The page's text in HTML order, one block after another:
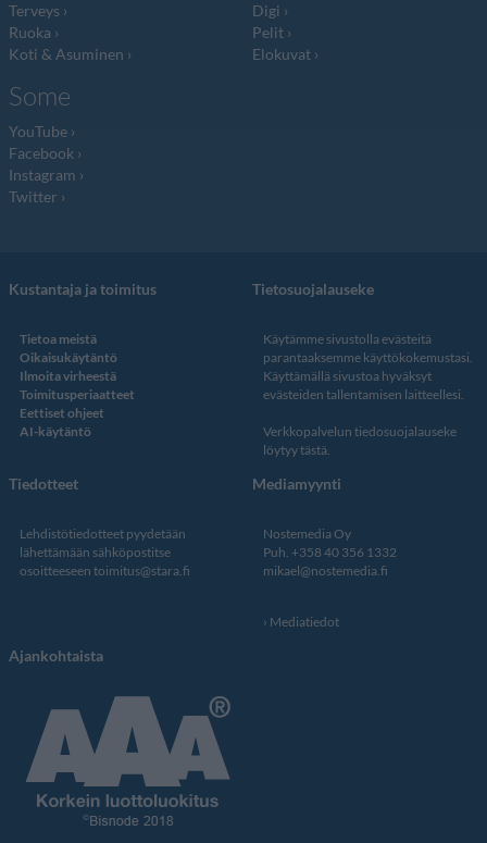
Terveys
Ruoka
Koti & Asuminen
Digi
Pelit
Elokuvat
Some
YouTube
Facebook
Instagram
Twitter
Kustantaja ja toimitus
Tietoa meistä
Oikaisukäytäntö
Ilmoita virheestä
Toimitusperiaatteet
Eettiset ohjeet
AI-käytäntö
Tietosuojalauseke
Käytämme sivustolla evästeitä
parantaaksemme käyttökokemustasi.
Käyttämällä sivustoa hyväksyt
evästeiden tallentamisen laitteellesi.
Verkkopalvelun tiedosuojalauseke
löytyy tästä.
Tiedotteet
Lehdistötiedotteet pyydetään
lähettämään sähköpostitse
osoitteeseen toimitus@stara.fi
Mediamyynti
Nostemedia Oy
Puh. +358 40 356 1332
mikael@nostemedia.fi
Mediatiedot
Ajankohtaista